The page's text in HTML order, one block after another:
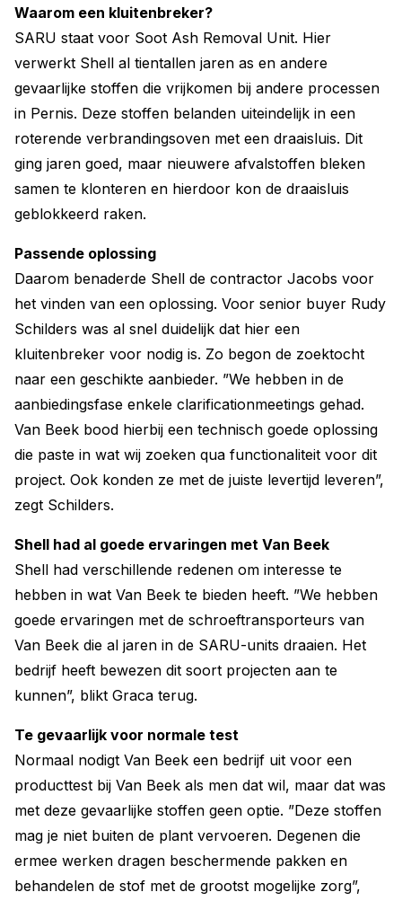
Waarom een kluitenbreker?
SARU staat voor Soot Ash Removal Unit. Hier
verwerkt Shell al tientallen jaren as en andere
gevaarlijke stoffen die vrijkomen bij andere processen
in Pernis. Deze stoffen belanden uiteindelijk in een
roterende verbrandingsoven met een draaisluis. Dit
ging jaren goed, maar nieuwere afvalstoffen bleken
samen te klonteren en hierdoor kon de draaisluis
geblokkeerd raken.
Passende oplossing
Daarom benaderde Shell de contractor Jacobs voor
het vinden van een oplossing. Voor senior buyer Rudy
Schilders was al snel duidelijk dat hier een
kluitenbreker voor nodig is. Zo begon de zoektocht
naar een geschikte aanbieder. ”We hebben in de
aanbiedingsfase enkele clarificationmeetings gehad.
Van Beek bood hierbij een technisch goede oplossing
die paste in wat wij zoeken qua functionaliteit voor dit
project. Ook konden ze met de juiste levertijd leveren”,
zegt Schilders.
Shell had al goede ervaringen met Van Beek
Shell had verschillende redenen om interesse te
hebben in wat Van Beek te bieden heeft. ”We hebben
goede ervaringen met de schroeftransporteurs van
Van Beek die al jaren in de SARU-units draaien. Het
bedrijf heeft bewezen dit soort projecten aan te
kunnen”, blikt Graca terug.
Te gevaarlijk voor normale test
Normaal nodigt Van Beek een bedrijf uit voor een
producttest bij Van Beek als men dat wil, maar dat was
met deze gevaarlijke stoffen geen optie. ”Deze stoffen
mag je niet buiten de plant vervoeren. Degenen die
ermee werken dragen beschermende pakken en
behandelen de stof met de grootst mogelijke zorg”,